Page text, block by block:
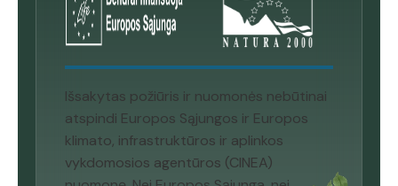
Išsakytas požiūris ir nuomonės nebūtinai
atspindi Europos Sąjungos ir Europos
klimato, infrastruktūros ir aplinkos
vykdomosios agentūros (CINEA)